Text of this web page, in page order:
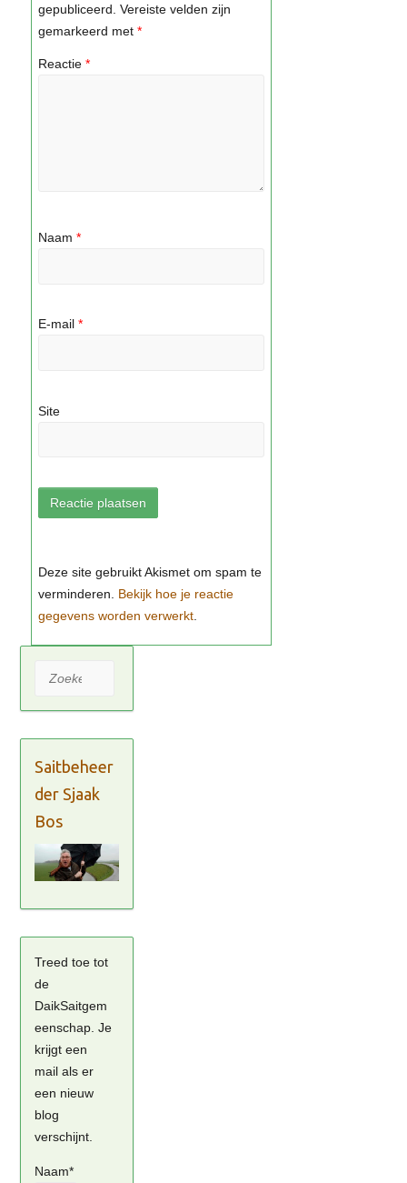
gepubliceerd. Vereiste velden zijn
gemarkeerd met *
Reactie *
Naam *
E-mail *
Site
Bekijk hoe je reactie
gegevens worden verwerkt
Zoeken
Saitbeheer
der Sjaak
Bos
Treed toe tot
de
DaikSaitgem
eenschap. Je
krijgt een
mail als er
een nieuw
blog
verschijnt.
Naam*